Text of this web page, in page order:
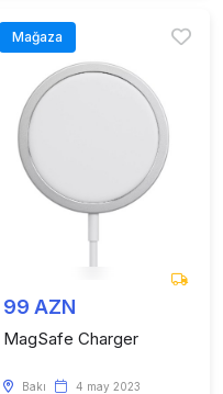
Mağaza
99 AZN
MagSafe Charger
Bakı 4 may 2023